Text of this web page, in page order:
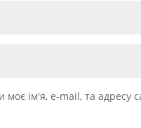
моє ім'я, e-mail, та адресу